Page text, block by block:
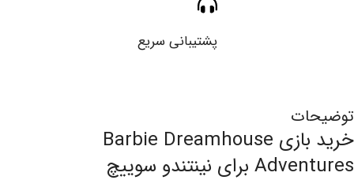
پشتیبانی سریع
توضیحات
خرید بازی Barbie Dreamhouse
Adventures برای نینتندو سوییچ